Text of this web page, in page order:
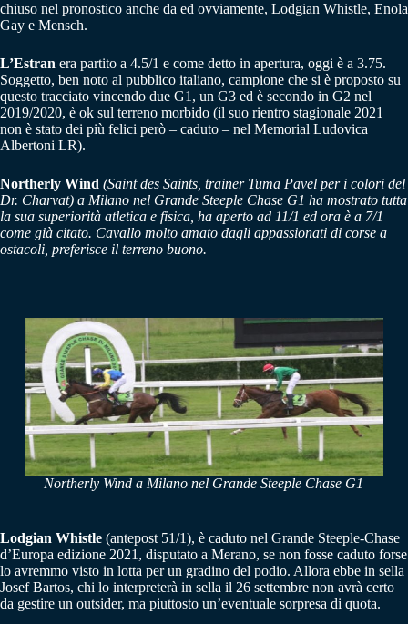
chiuso nel pronostico anche da ed ovviamente, Lodgian Whistle, Enola
Gay e Mensch.
L’Estran era partito a 4.5/1 e come detto in apertura, oggi è a 3.75.
Soggetto, ben noto al pubblico italiano, campione che si è proposto su
questo tracciato vincendo due G1, un G3 ed è secondo in G2 nel
2019/2020, è ok sul terreno morbido (il suo rientro stagionale 2021
non è stato dei più felici però – caduto – nel Memorial Ludovica
Albertoni LR).
Northerly Wind (Saint des Saints, trainer Tuma Pavel per i colori del
Dr. Charvat) a Milano nel Grande Steeple Chase G1 ha mostrato tutta
la sua superiorità atletica e fisica, ha aperto ad 11/1 ed ora è a 7/1
come già citato. Cavallo molto amato dagli appassionati di corse a
ostacoli, preferisce il terreno buono.
Northerly Wind a Milano nel Grande Steeple Chase G1
Lodgian Whistle (antepost 51/1), è caduto nel Grande Steeple-Chase
d’Europa edizione 2021, disputato a Merano, se non fosse caduto forse
lo avremmo visto in lotta per un gradino del podio. Allora ebbe in sella
Josef Bartos, chi lo interpreterà in sella il 26 settembre non avrà certo
da gestire un outsider, ma piuttosto un’eventuale sorpresa di quota.